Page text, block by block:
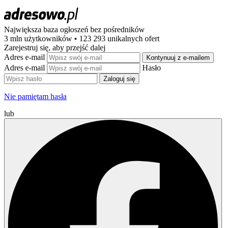
Największa baza ogłoszeń bez pośredników
3 mln użytkowników • 123 293 unikalnych ofert
Zarejestruj się, aby przejść dalej
Adres e-mail
Kontynuuj z e-mailem
Adres e-mail Hasło
Zaloguj się
Nie pamiętam hasła
lub